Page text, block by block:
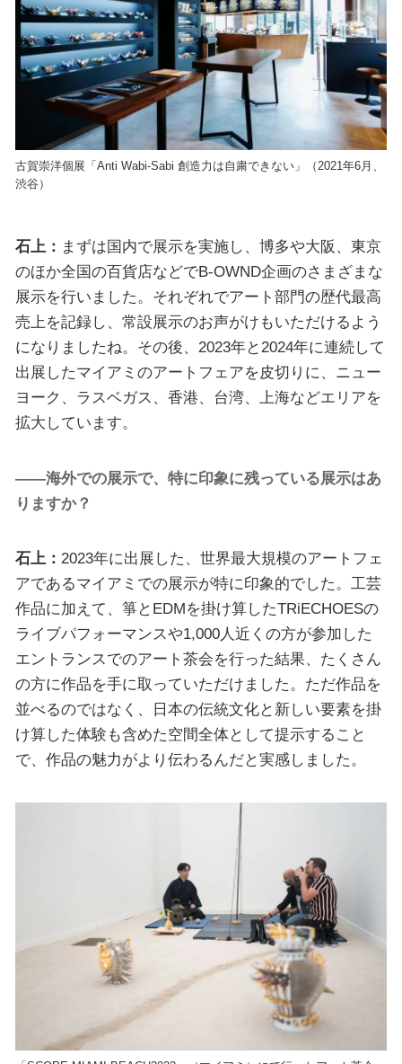
古賀崇洋個展「Anti Wabi-Sabi 創造力は自粛できない」（2021年6月、
渋谷）
石上： まずは国内で展示を実施し、博多や大阪、東京
のほか全国の百貨店などでB-OWND企画のさまざまな
展示を行いました。それぞれでアート部門の歴代最高
売上を記録し、常設展示のお声がけもいただけるよう
になりましたね。その後、2023年と2024年に連続して
出展したマイアミのアートフェアを皮切りに、ニュー
ヨーク、ラスベガス、香港、台湾、上海などエリアを
拡大しています。
――海外での展示で、特に印象に残っている展示はあ
りますか？
石上： 2023年に出展した、世界最大規模のアートフェ
アであるマイアミでの展示が特に印象的でした。工芸
作品に加えて、箏とEDMを掛け算したTRiECHOESの
ライブパフォーマンスや1,000人近くの方が参加した
エントランスでのアート茶会を行った結果、たくさん
の方に作品を手に取っていただけました。ただ作品を
並べるのではなく、日本の伝統文化と新しい要素を掛
け算した体験も含めた空間全体として提示すること
で、作品の魅力がより伝わるんだと実感しました。